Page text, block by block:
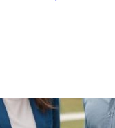
при оформлении